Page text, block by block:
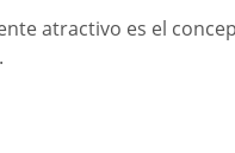
atractivo es el